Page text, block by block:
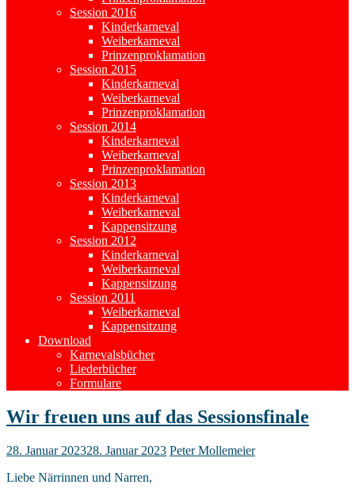
Session 2016
Kinderkarneval
Weiberkarneval
Prinzenproklamation
Session 2015
Kinderkarneval
Weiberkarneval
Prinzenproklamation
Session 2014
Kinderkarneval
Weiberkarneval
Prinzenproklamation
Session 2013
Kinderkarneval
Weiberkarneval
Kappensitzung
Session 2012
Kinderkarneval
Weiberkarneval
Kappensitzung
Session 2011
Weiberkarneval
Kappensitzung
Download
Karnevalsbücher
Liederbücher
Formulare
Wir freuen uns auf das Sessionsfinale
28. Januar 202328. Januar 2023 Peter Mollemeier
Liebe Närrinnen und Narren,